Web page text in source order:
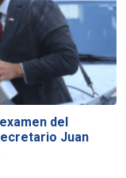
del
Juan